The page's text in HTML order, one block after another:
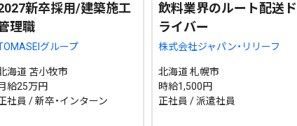
新卒採用/建築施工
理職
グループ
海道 苫小牧市
給25万円
社員 / 新卒・インターン
飲料業界のルート配送ド
ライバー
株式会社ジャパン・リリーフ
北海道 札幌市
時給1,500円
正社員 / 派遣社員
絞り込み検索
~